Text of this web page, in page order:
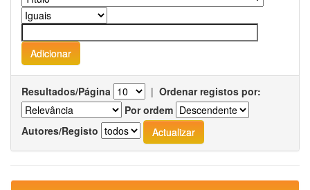
Resultados/Página | Ordenar registos por:
Por ordem
Autores/Registo